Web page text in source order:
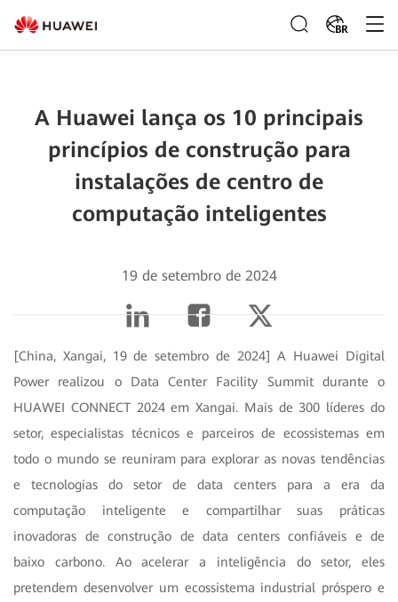
BR
A Huawei lança os 10 principais
princípios de construção para
instalações de centro de
computação inteligentes
19 de setembro de 2024
[China, Xangai, 19 de setembro de 2024] A Huawei Digital
Power realizou o Data Center Facility Summit durante o
HUAWEI CONNECT 2024 em Xangai. Mais de 300 líderes do
setor, especialistas técnicos e parceiros de ecossistemas em
todo o mundo se reuniram para explorar as novas tendências
e tecnologias do setor de data centers para a era da
computação inteligente e compartilhar suas práticas
inovadoras de construção de data centers confiáveis e de
baixo carbono. Ao acelerar a inteligência do setor, eles
pretendem desenvolver um ecossistema industrial próspero e